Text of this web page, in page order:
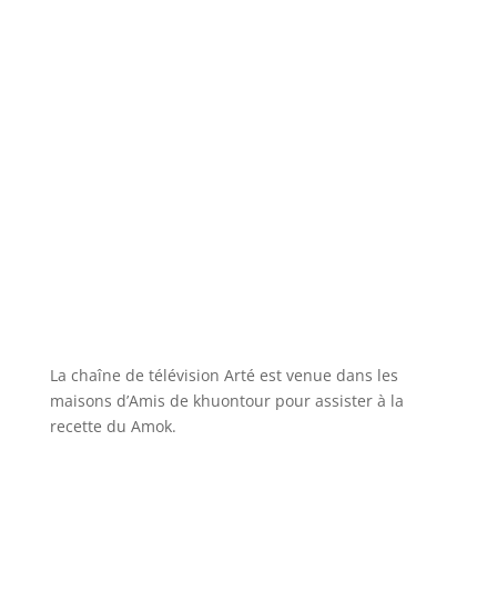
La chaîne de télévision Arté est venue dans les
maisons d’Amis de khuontour pour assister à la
recette du Amok.